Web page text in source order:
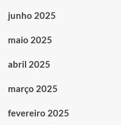
junho 2025
maio 2025
abril 2025
março 2025
fevereiro 2025